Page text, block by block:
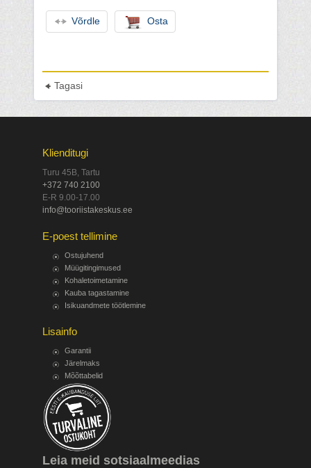
Võrdle Osta
Tagasi
Klienditugi
Turu 45B, Tartu
+372 740 2100
E-R 9.00-17.00
info@tooriistakeskus.ee
E-poest tellimine
Ostujuhend
Müügitingimused
Kohaletoimetamine
Kauba tagastamine
Isikuandmete töötlemine
Lisainfo
Garantii
Järelmaks
Mõõttabelid
Leia meid sotsiaalmeedias